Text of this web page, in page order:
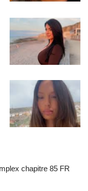
chapitre 85 FR